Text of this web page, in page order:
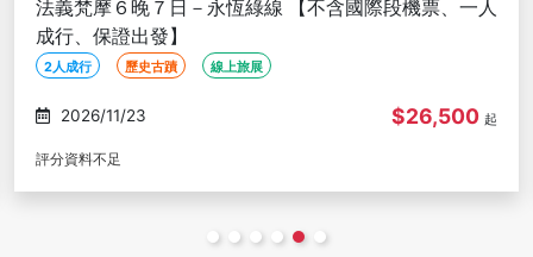
英國、蘇格蘭６晚７日－高貴紫線 (冬季行程) 【不含國
際段機票、一人成行、保證出發】
2人成行 歷史古蹟 線上旅展
2026/11/21 $27,200 起
評分資料不足